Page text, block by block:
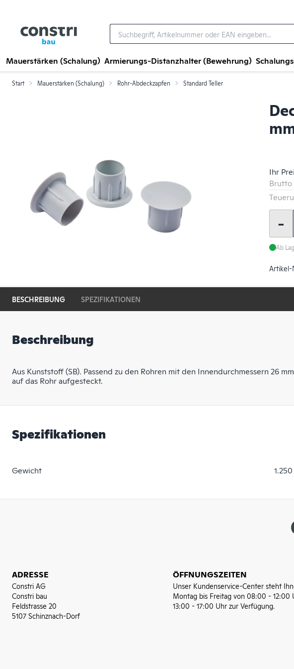
Mauerstärken (Schalung) Armierungs-Distanzhalter (Bewehrung)
Start Mauerstärken (Schalung) Rohr-Abdeckzapfen Standard Teller
Ihr
Brutto
-
Ab
Artikel-
BESCHREIBUNG SPEZIFIKATIONEN
Beschreibung
Aus Kunststoff (SB). Passend zu den Rohren mit den Innendurchmessern 26
auf das Rohr aufgesteckt.
Spezifikationen
Gewicht
ADRESSE
Constri AG
Constri bau
Feldstrasse 20
5107 Schinznach-Dorf
ÖFFNUNGSZEITEN
Unser Kundenservice-Center steht
Montag bis Freitag von 08:00 - 12:00
13:00 - 17:00 Uhr zur Verfügung.